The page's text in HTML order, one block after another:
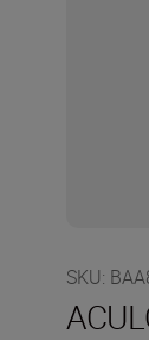
SKU: